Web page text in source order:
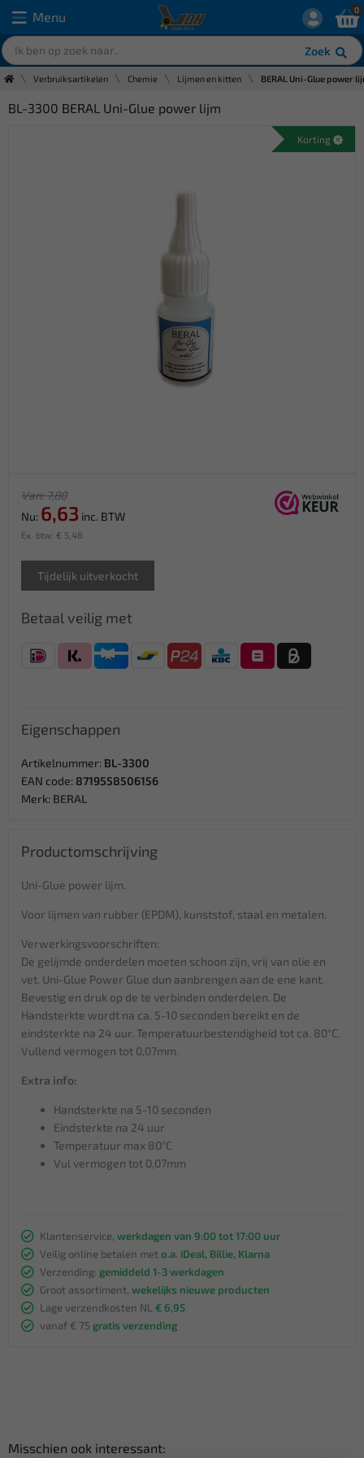
Menu
Zoek
0
Verbruiksartikelen Chemie Lijmen en kitten BERAL Uni-Glue power
BL-3300 BERAL Uni-Glue power lijm
Korting
Van: 7,80
Nu: 6,63 inc. BTW
Ex. btw: € 5,48
Tijdelijk uitverkocht
Betaal veilig met
Eigenschappen
Artikelnummer: BL-3300
EAN code: 8719558506156
Merk: BERAL
Productomschrijving
Uni-Glue power lijm.
Voor lijmen van rubber (EPDM), kunststof, staal en metalen.
Verwerkingsvoorschriften:
De gelijmde onderdelen moeten schoon zijn, vrij van olie en
vet. Uni-Glue Power Glue dun aanbrengen aan de ene kant.
Bevestig en druk op de te verbinden onderdelen. De
Handsterkte wordt na ca. 5-10 seconden bereikt en de
eindsterkte na 24 uur. Temperatuurbestendigheid tot ca. 80°C.
Vullend vermogen tot 0,07mm.
Extra info:
Handsterkte na 5-10 seconden
Eindsterkte na 24 uur
Temperatuur max 80°C
Vul vermogen tot 0,07mm
Klantenservice, werkdagen van 9:00 tot 17:00 uur
Veilig online betalen met o.a. iDeal, Billie, Klarna
Verzending: gemiddeld 1-3 werkdagen
Groot assortiment, wekelijks nieuwe producten
Lage verzendkosten NL € 6,95
vanaf € 75 gratis verzending
Misschien ook interessant: